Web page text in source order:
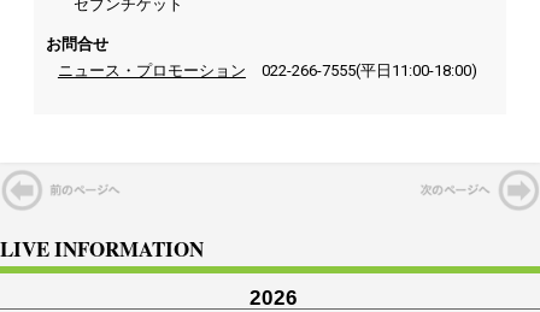
セブンチケット
お問合せ
ニュース・プロモーション 022-266-7555(平日11:00-18:00)
LIVE INFORMATION
2026